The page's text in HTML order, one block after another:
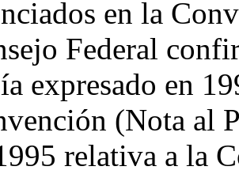
en la
Federal
expresado en
(Nota al
relativa a la